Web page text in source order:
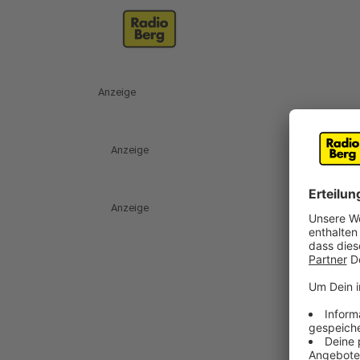
Anzeige
Anzeige
Anzeige